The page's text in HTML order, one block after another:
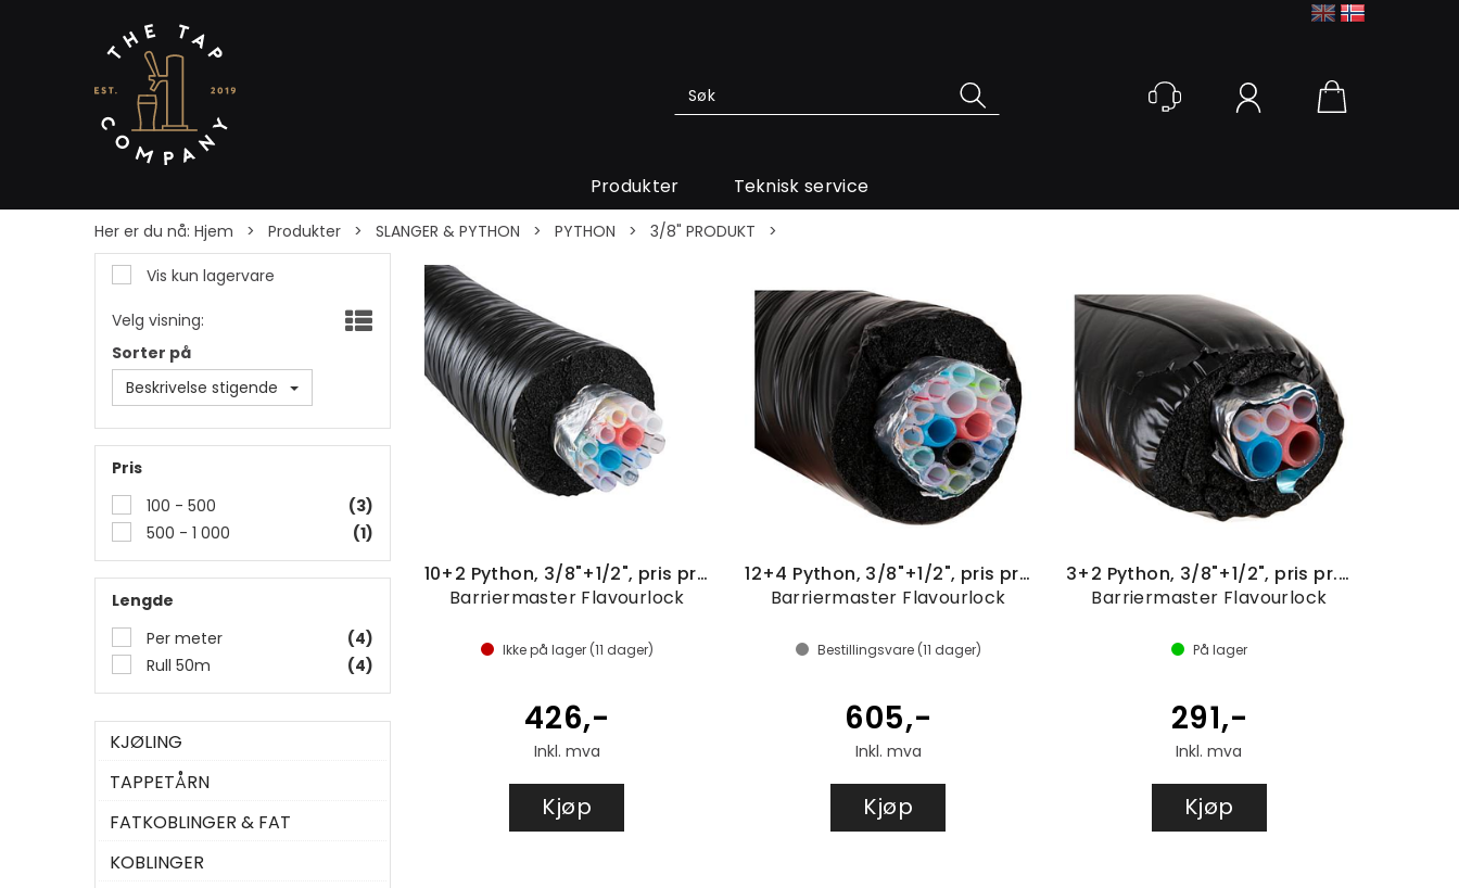
Produkter Teknisk service
Her er du nå: Hjem > Produkter > SLANGER & PYTHON > PYTHON > 3/8" PRODUKT >
Vis kun lagervare
Velg visning:
Sorter på
Beskrivelse stigende
Pris
100 - 500
(3)
500 - 1 000
(1)
Lengde
Per meter
(4)
Rull 50m
(4)
KJØLING
TAPPETÅRN
FATKOBLINGER & FAT
KOBLINGER
10+2 Python, 3/8"+1/2", pris pr. meter
Barriermaster Flavourlock
Ikke på lager (11 dager)
426,-
Inkl. mva
Kjøp
12+4 Python, 3/8"+1/2", pris pr. meter
Barriermaster Flavourlock
Bestillingsvare (11 dager)
605,-
Inkl. mva
Kjøp
3+2 Python, 3/8"+1/2", pris pr. meter
Barriermaster Flavourlock
På lager
291,-
Inkl. mva
Kjøp